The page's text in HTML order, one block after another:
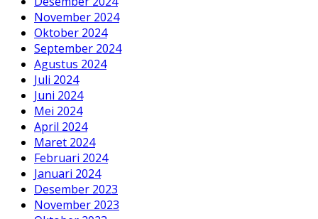
November 2024
Oktober 2024
September 2024
Agustus 2024
Juli 2024
Juni 2024
Mei 2024
April 2024
Maret 2024
Februari 2024
Januari 2024
Desember 2023
November 2023